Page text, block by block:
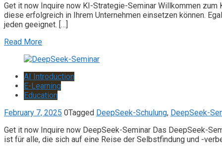
Get it now Inquire now KI-Strategie-Seminar Willkommen
diese erfolgreich in Ihrem Unternehmen einsetzen können.
jeden geeignet. […]
Read More
AI Introduction
E-Learning
Education
February 7, 2025 0Tagged DeepSeek-Schulung, DeepSeek-
Get it now Inquire now DeepSeek-Seminar Das DeepSeek-
ist für alle, die sich auf eine Reise der Selbstfindung und -